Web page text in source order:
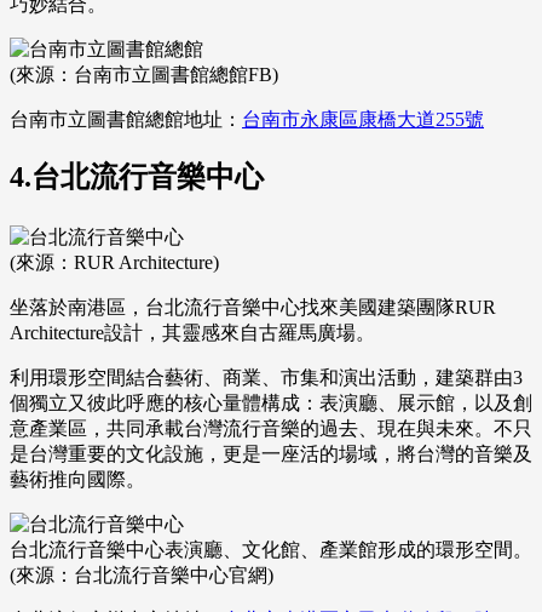
巧妙結合。
(來源：台南市立圖書館總館FB)
台南市立圖書館總館地址： 台南市永康區康橋大道255號
4.台北流行音樂中心
(來源：RUR Architecture)
坐落於南港區，台北流行音樂中心找來美國建築團隊RUR
Architecture設計，其靈感來自古羅馬廣場。
利用環形空間結合藝術、商業、市集和演出活動，建築群由3
個獨立又彼此呼應的核心量體構成：表演廳、展示館，以及創
意產業區，共同承載台灣流行音樂的過去、現在與未來。不只
是台灣重要的文化設施，更是一座活的場域，將台灣的音樂及
藝術推向國際。
台北流行音樂中心表演廳、文化館、產業館形成的環形空間。
(來源：台北流行音樂中心官網)